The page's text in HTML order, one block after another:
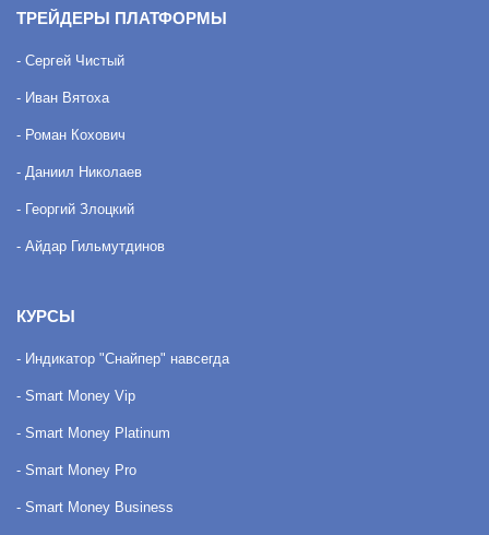
ТРЕЙДЕРЫ ПЛАТФОРМЫ
- Сергей Чистый
- Иван Вятоха
- Роман Кохович
- Даниил Николаев
- Георгий Злоцкий
- Айдар Гильмутдинов
КУРСЫ
- Индикатор "Снайпер" навсегда
- Smart Money Vip
- Smart Money Platinum
- Smart Money Pro
- Smart Money Business